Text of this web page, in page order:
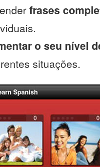
frases
o seu nível
situações.